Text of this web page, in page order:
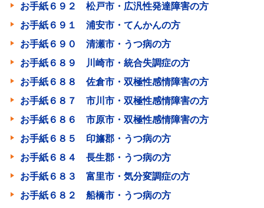
お手紙６９２ 松戸市・広汎性発達障害の方
お手紙６９１ 浦安市・てんかんの方
お手紙６９０ 清瀬市・うつ病の方
お手紙６８９ 川崎市・統合失調症の方
お手紙６８８ 佐倉市・双極性感情障害の方
お手紙６８７ 市川市・双極性感情障害の方
お手紙６８６ 市原市・双極性感情障害の方
お手紙６８５ 印旛郡・うつ病の方
お手紙６８４ 長生郡・うつ病の方
お手紙６８３ 富里市・気分変調症の方
お手紙６８２ 船橋市・うつ病の方